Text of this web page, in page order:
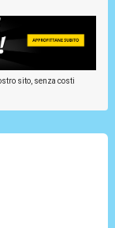
sito, senza costi